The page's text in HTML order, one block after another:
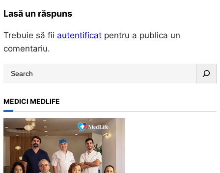
Lasă un răspuns
Trebuie să fii autentificatpentru a publica un
comentariu.
r
c
h
MEDICI MEDLIFE